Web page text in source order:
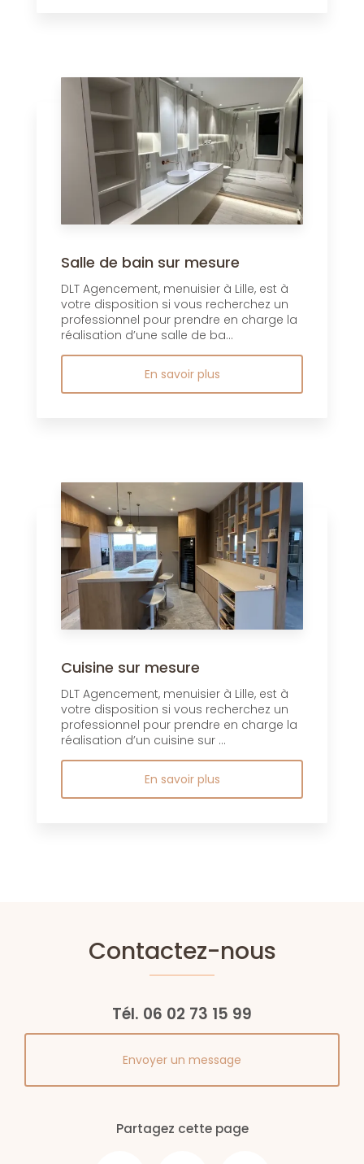
Salle de bain sur mesure
DLT Agencement, menuisier à Lille, est à
votre disposition si vous recherchez un
professionnel pour prendre en charge la
réalisation d’une salle de ba...
En savoir plus
Cuisine sur mesure
DLT Agencement, menuisier à Lille, est à
votre disposition si vous recherchez un
professionnel pour prendre en charge la
réalisation d’un cuisine sur ...
En savoir plus
Contactez-nous
Tél. 06 02 73 15 99
Envoyer un message
Partagez cette page